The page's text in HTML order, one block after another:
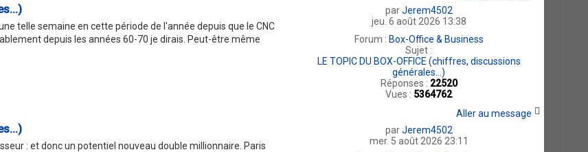
parJerem4502
jeu. 6 août 2026 13:38
Forum : Box-Office & Business
Sujet :
LE TOPIC DU BOX-OFFICE (chiffres, discussions
générales...)
Réponses : 22520
Vues : 5364762
telle semaine en cette période de l'année depuis que le CNC
depuis les années 60-70 je dirais. Peut-être même
Aller au message
parJerem4502
mer. 5 août 2026 23:11
: et donc un potentiel nouveau double millionnaire. Paris